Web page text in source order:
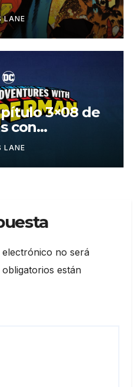
LANE
3×08 de
con
LANE
no será
están